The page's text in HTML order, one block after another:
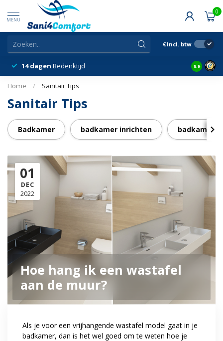
MENU
0
€ Incl. btw
14 dagen Bedenktijd Snelle
8.9
Home / Sanitair Tips
Sanitair Tips
Badkamer badkamer inrichten badkamer
01
DEC
2022
Hoe hang ik een wastafel
aan de muur?
Als je voor een vrijhangende wastafel model gaat in je
badkamer, dan is het wel goed om te weten hoe je